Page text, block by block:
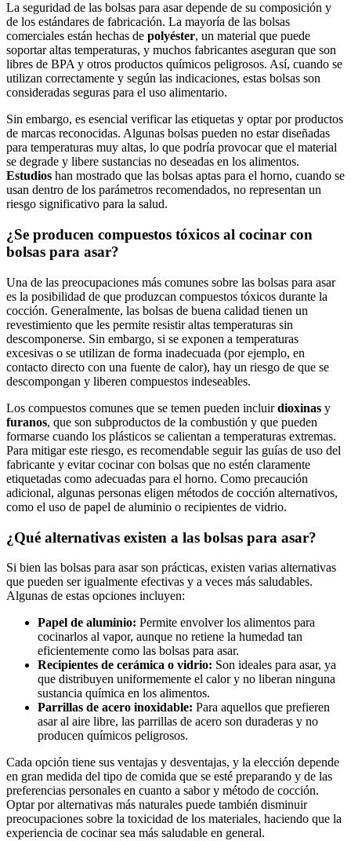
La seguridad de las bolsas para asar depende de su composición⁢ y
de los estándares de ‍fabricación.⁣ La⁢ mayoría de las​ bolsas​
comerciales están hechas de polyéster, un material que⁣ puede
soportar altas ​temperaturas, y muchos fabricantes aseguran que son
libres de BPA y otros productos químicos‌ peligrosos.​ Así, cuando se
​utilizan correctamente ‍y según ​las⁢ indicaciones, estas bolsas⁣ son
consideradas seguras para ​el uso ‌alimentario.
Sin embargo,⁣ es esencial verificar las etiquetas y optar por productos
de ‍marcas reconocidas. Algunas bolsas pueden no estar‍ diseñadas
para temperaturas muy altas,⁣ lo que⁢ podría provocar que ⁣el material
⁣se ‍degrade y ‍libere sustancias no deseadas ‍en los alimentos.
Estudios han mostrado que​ las bolsas aptas para el horno, cuando se⁣
usan dentro ‍de los parámetros recomendados, ‌no representan ⁢un
riesgo significativo‍ para la salud.
¿Se​ producen compuestos tóxicos al cocinar con
⁣bolsas para asar?
Una⁢ de las preocupaciones⁢ más comunes sobre las bolsas ​para asar‌
es ⁤la posibilidad de ⁢que produzcan compuestos tóxicos durante la
⁣cocción. Generalmente, las bolsas de buena calidad tienen un
revestimiento que les permite resistir altas temperaturas ⁣sin
descomponerse. Sin embargo, si ​se exponen a temperaturas
excesivas o se utilizan de forma inadecuada ⁤(por ejemplo, en
contacto⁤ directo con una⁢ fuente de ⁣calor), hay un riesgo de ⁢que se
descompongan y ​liberen compuestos⁤ indeseables.
Los compuestos comunes⁤ que ‍se temen​ pueden ⁢incluirdioxinas y
furanos, que⁢ son subproductos de​ la combustión y que pueden
formarse​ cuando los ‌plásticos se calientan a temperaturas extremas.
‍Para mitigar este riesgo,⁣ es recomendable seguir ⁣las‌ guías de uso del
fabricante y evitar cocinar ⁣con bolsas que no estén claramente
etiquetadas como⁤ adecuadas para ‍el horno. ⁣Como⁢ precaución
adicional, ⁤algunas personas eligen métodos de cocción alternativos,
como el uso ​de⁢ papel de​ aluminio o recipientes de ‌vidrio.
¿Qué alternativas ‍existen a ​las bolsas para asar?
Si bien las bolsas para asar son ​prácticas, existen varias alternativas ​
que pueden‌ ser igualmente efectivas y a veces más saludables.
Algunas de estas opciones​ incluyen:
Papel de aluminio: Permite envolver los alimentos para⁣
cocinarlos al ‍vapor, aunque no ​retiene la humedad ‍tan
eficientemente como las bolsas para ⁢asar.
Recipientes​ de cerámica‌ o vidrio: ‍Son ideales para asar, ya
que distribuyen ‌uniformemente el calor ​y⁣ no liberan ninguna
⁣sustancia ‍química en los alimentos.
Parrillas de⁢ acero ​inoxidable: Para aquellos que prefieren
asar al aire libre, las parrillas de ‍acero ⁣son ⁢duraderas ⁢y no
producen químicos peligrosos.
Cada ‌opción tiene sus ventajas y desventajas, y la elección depende
en gran medida del tipo de comida que se esté preparando y de ⁢las​
preferencias personales ‌en cuanto a⁣ sabor y método⁢ de ‍cocción.
Optar ⁤por ⁤alternativas más naturales puede también disminuir
preocupaciones sobre⁤ la toxicidad de los‌ materiales, haciendo ‍que⁤ la
experiencia de cocinar ⁣sea⁣ más​ saludable en general.